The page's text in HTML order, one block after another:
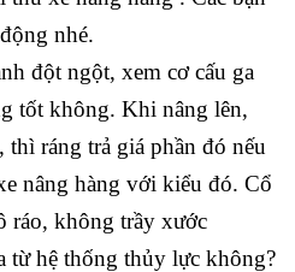
nhé.
đột ngột, xem cơ cấu ga
tốt không. Khi nâng lên,
ráng trả giá phần đó nếu
nâng hàng với kiểu đó. Cổ
ráo, không trầy xước
từ hệ thống thủy lực không?